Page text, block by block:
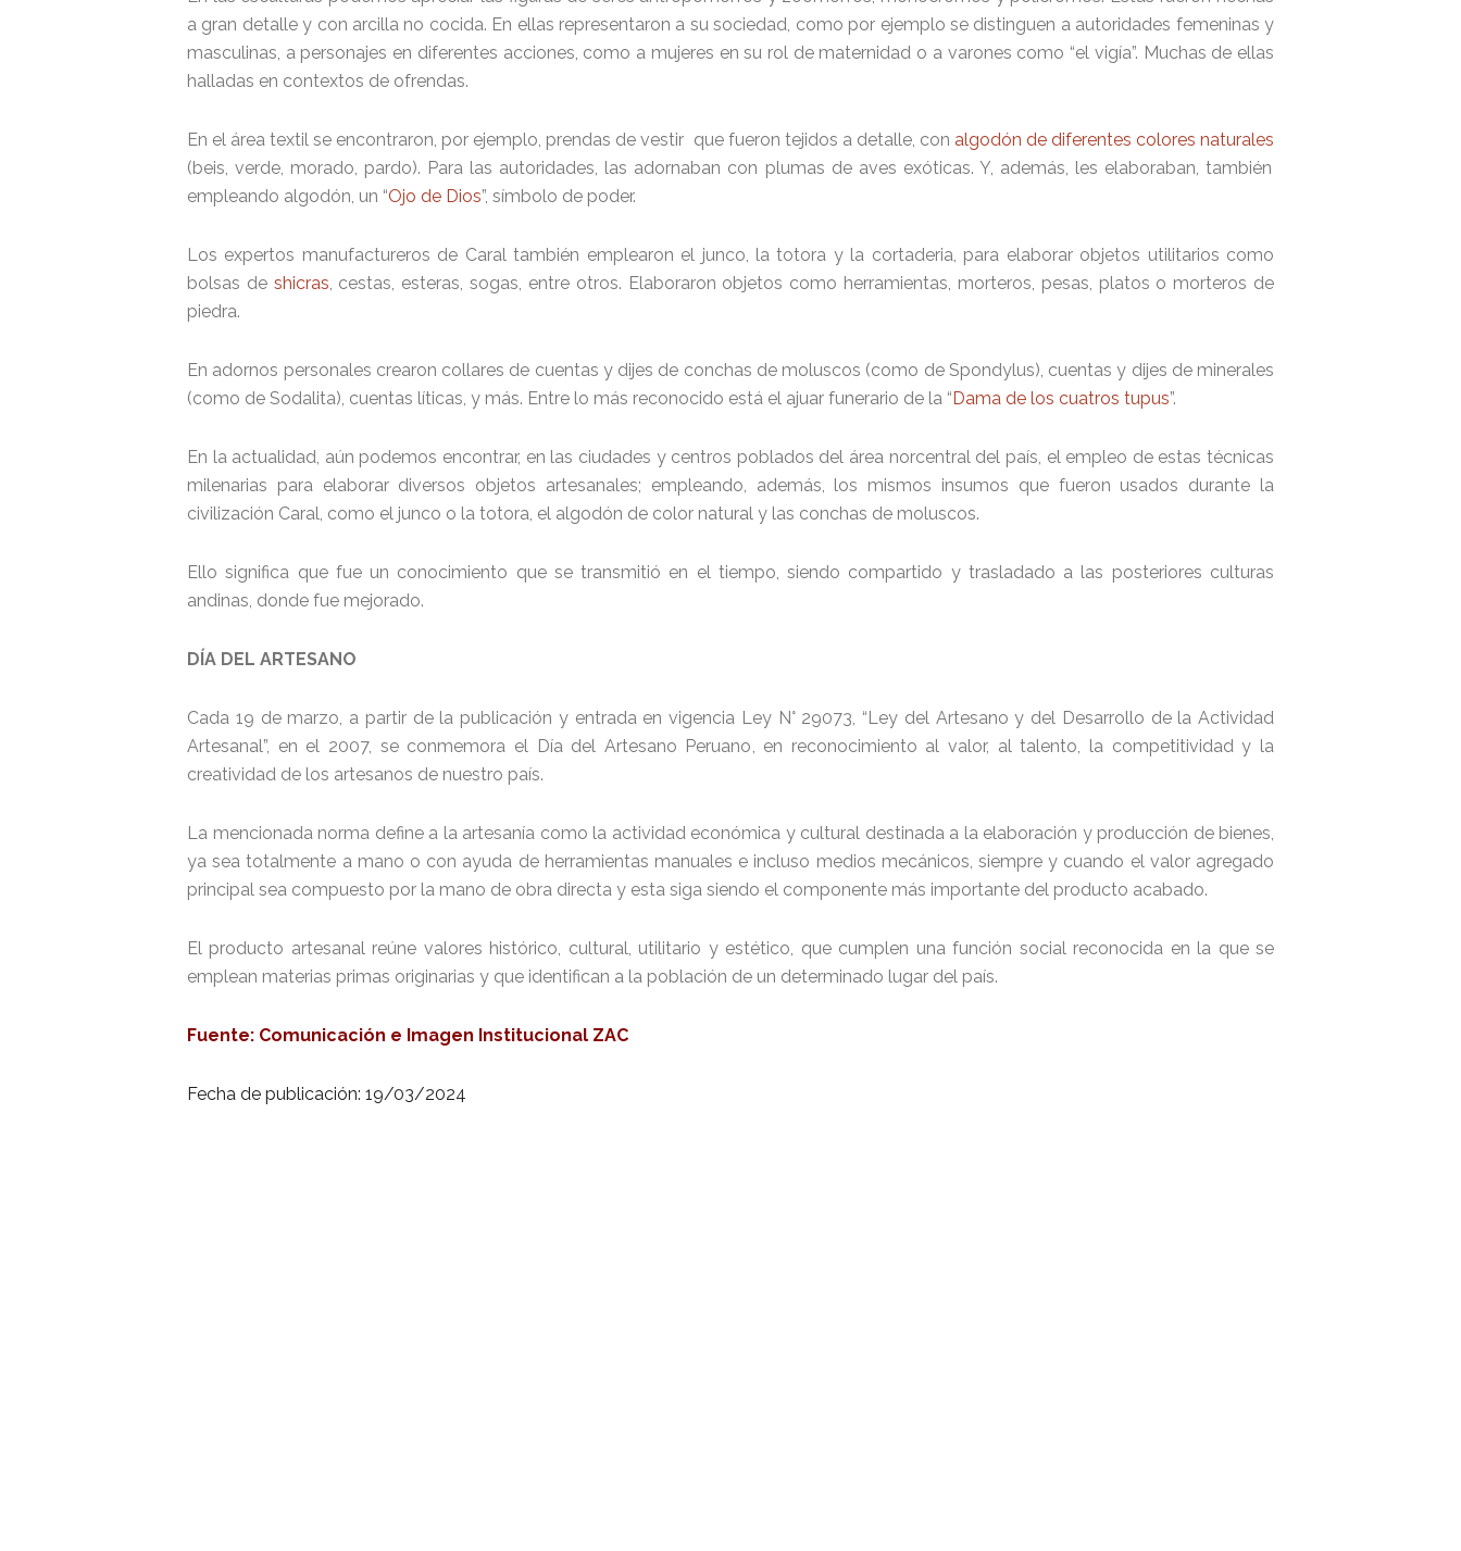
a gran detalle y con arcilla no cocida. En ellas representaron a su sociedad, como por ejemplo se distinguen a autoridades femeninas y
masculinas, a personajes en diferentes acciones, como a mujeres en su rol de maternidad o a varones como “el vigía”. Muchas de ellas
halladas en contextos de ofrendas.
En el área textil se encontraron, por ejemplo, prendas de vestir que fueron tejidos a detalle, con algodón de diferentes colores naturales
(beis, verde, morado, pardo). Para las autoridades, las adornaban con plumas de aves exóticas. Y, además, les elaboraban, también
empleando algodón, un “Ojo de Dios”, símbolo de poder.
Los expertos manufactureros de Caral también emplearon el junco, la totora y la cortaderia, para elaborar objetos utilitarios como
bolsas de shicras, cestas, esteras, sogas, entre otros. Elaboraron objetos como herramientas, morteros, pesas, platos o morteros de
piedra.
En adornos personales crearon collares de cuentas y dijes de conchas de moluscos (como de Spondylus), cuentas y dijes de minerales
(como de Sodalita), cuentas líticas, y más. Entre lo más reconocido está el ajuar funerario de la “Dama de los cuatros tupus”.
En la actualidad, aún podemos encontrar, en las ciudades y centros poblados del área norcentral del país, el empleo de estas técnicas
milenarias para elaborar diversos objetos artesanales; empleando, además, los mismos insumos que fueron usados durante la
civilización Caral, como el junco o la totora, el algodón de color natural y las conchas de moluscos.
Ello significa que fue un conocimiento que se transmitió en el tiempo, siendo compartido y trasladado a las posteriores culturas
andinas, donde fue mejorado.
DÍA DEL ARTESANO
Cada 19 de marzo, a partir de la publicación y entrada en vigencia Ley N° 29073, “Ley del Artesano y del Desarrollo de la Actividad
Artesanal”, en el 2007, se conmemora el Día del Artesano Peruano, en reconocimiento al valor, al talento, la competitividad y la
creatividad de los artesanos de nuestro país.
La mencionada norma define a la artesanía como la actividad económica y cultural destinada a la elaboración y producción de bienes,
ya sea totalmente a mano o con ayuda de herramientas manuales e incluso medios mecánicos, siempre y cuando el valor agregado
principal sea compuesto por la mano de obra directa y esta siga siendo el componente más importante del producto acabado.
El producto artesanal reúne valores histórico, cultural, utilitario y estético, que cumplen una función social reconocida en la que se
emplean materias primas originarias y que identifican a la población de un determinado lugar del país.
Fuente: Comunicación e Imagen Institucional ZAC
Fecha de publicación: 19/03/2024